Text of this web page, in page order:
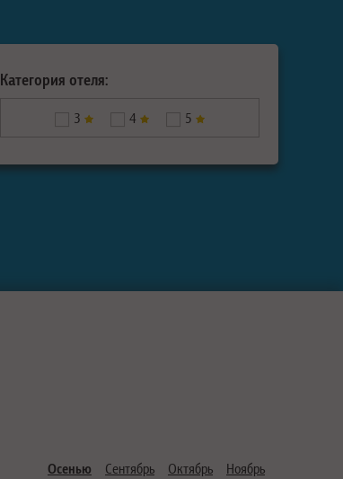
Категория отеля:
3 4 5
Осенью Сентябрь Октябрь Ноябрь